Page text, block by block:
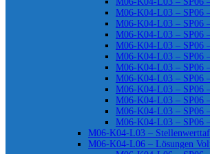
M06-K04-L03 – SP06
M06-K04-L03 – SP06
M06-K04-L03 – SP06
M06-K04-L03 – SP06
M06-K04-L03 – SP06
M06-K04-L03 – SP06
M06-K04-L03 – SP06
M06-K04-L03 – SP06
M06-K04-L03 – SP06
M06-K04-L03 – SP06
M06-K04-L03 – SP06
M06-K04-L03 –
M06-K04-L06 – Lösungen